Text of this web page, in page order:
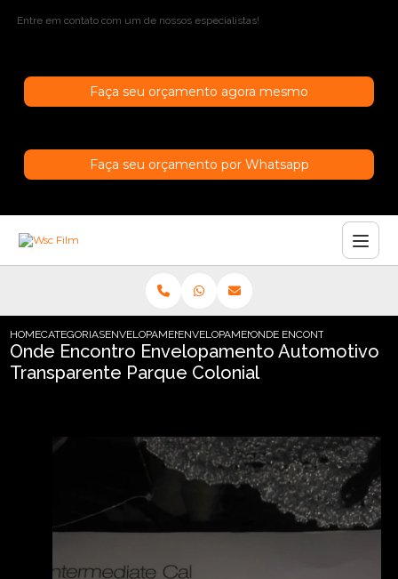
Entre em contato com um de nossos especialistas!
Faça seu orçamento agora mesmo
Faça seu orçamento por Whatsapp
HOMECATEGORIASENVELOPAMENTO AUTOMOTIVO
ENVELOPAMENTO AUTOMOTIVO
ONDE ENCONTRO
Onde Encontro Envelopamento Automotivo
Transparente Parque Colonial